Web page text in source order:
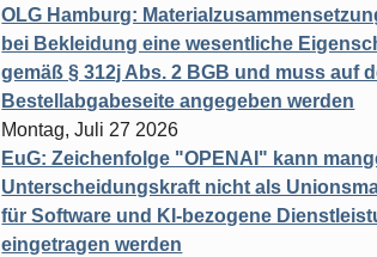
OLG Hamburg:
bei Bekleidung eine wesentliche
gemäß § 312j Abs. 2 BGB und muss auf
Bestellabgabeseite angegeben werden
Montag, Juli 27 2026
EuG: Zeichenfolge "OPENAI" kann
Unterscheidungskraft nicht als
für Software und KI-bezogene
eingetragen werden